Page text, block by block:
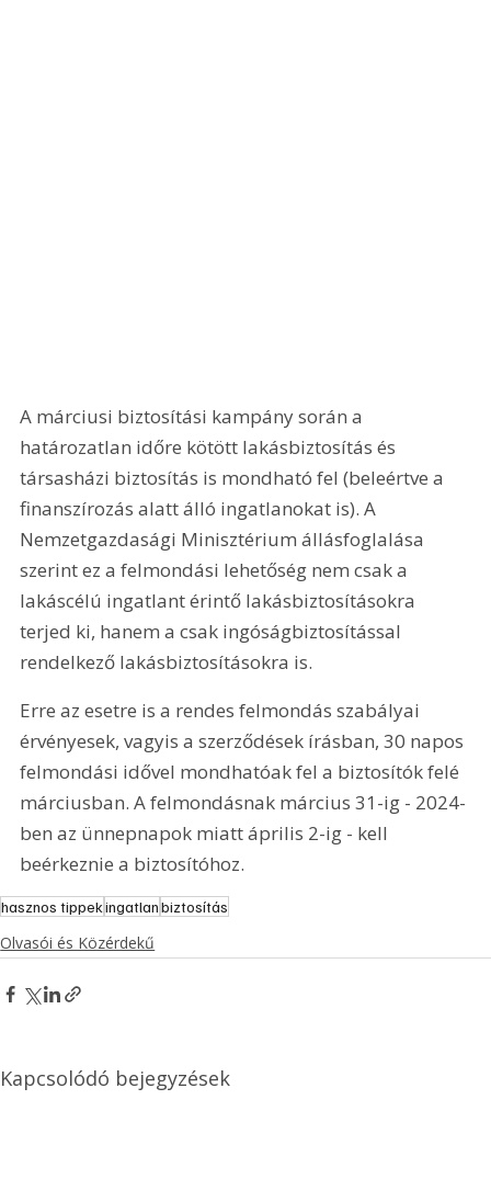
A márciusi biztosítási kampány során a
határozatlan időre kötött lakásbiztosítás és
társasházi biztosítás is mondható fel (beleértve a
finanszírozás alatt álló ingatlanokat is). A
Nemzetgazdasági Minisztérium állásfoglalása
szerint ez a felmondási lehetőség nem csak a
lakáscélú ingatlant érintő lakásbiztosításokra
terjed ki, hanem a csak ingóságbiztosítással
rendelkező lakásbiztosításokra is.
Erre az esetre is a rendes felmondás szabályai
érvényesek, vagyis a szerződések írásban, 30 napos
felmondási idővel mondhatóak fel a biztosítók felé
márciusban. A felmondásnak március 31-ig - 2024-
ben az ünnepnapok miatt április 2-ig - kell
beérkeznie a biztosítóhoz.
hasznos tippekingatlanbiztosítás
Olvasói és Közérdekű
Kapcsolódó bejegyzések